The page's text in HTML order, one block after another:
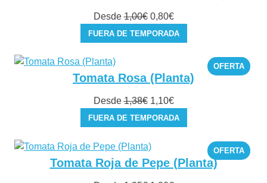
Desde 1,00€ El
precio
original
1,00€.
0,80€El
precio
actual
0,80€.
FUERA DE TEMPORADA
OFERTA
EN
Tomata Rosa (Planta)
Desde 1,38€ El
precio
original
era:
1,38€.
1,10€El
precio
actual
1,10€.
FUERA DE TEMPORADA
OFERTA
EN
Tomata Roja de Pepe (Planta)